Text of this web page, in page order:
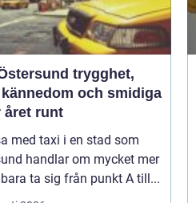
trygghet,
och smidiga
året runt
med taxi i en stad som
handlar om mycket mer
ta sig från punkt A till...